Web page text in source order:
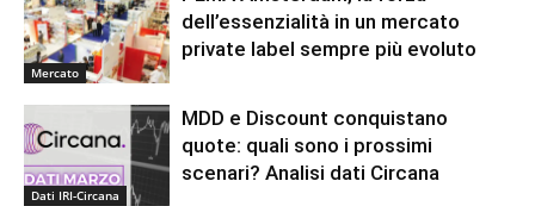
Mercato
dell’essenzialità in un mercato
private label sempre più evoluto
Dati IRI-Circana
MDD e Discount conquistano
quote: quali sono i prossimi
scenari? Analisi dati Circana